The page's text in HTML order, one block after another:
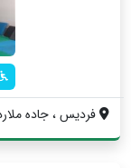
فردیس ، جاده